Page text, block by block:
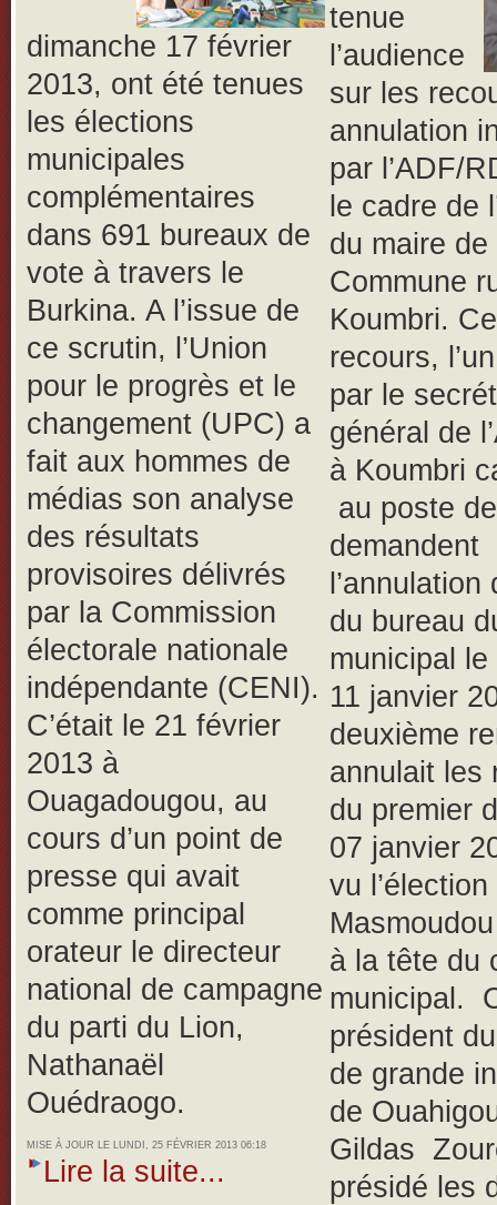
dimanche 17 février
2013, ont été tenues
les élections
municipales
complémentaires
dans 691 bureaux de
vote à travers le
Burkina. A l’issue de
ce scrutin, l’Union
pour le progrès et le
changement (UPC) a
fait aux hommes de
médias son analyse
des résultats
provisoires délivrés
par la Commission
électorale nationale
indépendante (CENI).
C’était le 21 février
2013 à
Ouagadougou, au
cours d’un point de
presse qui avait
comme principal
orateur le directeur
national de campagne
du parti du Lion,
Nathanaël
Ouédraogo.
MISE À JOUR LE LUNDI, 25 FÉVRIER 2013 06:18
Lire la suite...
tenue
l’audience
sur les
annulation
par l’ADF/
le cadre de
du maire de
Commune
Koumbri.
recours,
par le
général de
à Koumbri
au poste
demandent
du bureau
municipal
11 janvier
deuxième
annulait les
du premier
07 janvier
vu l’élection
à la tête du
municipal.
président
de grande
de
Gildas
présidé les